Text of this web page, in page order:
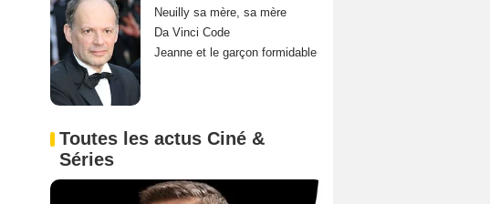
Neuilly sa mère, sa mère
Da Vinci Code
Jeanne et le garçon formidable
Toutes les actus Ciné &
Séries